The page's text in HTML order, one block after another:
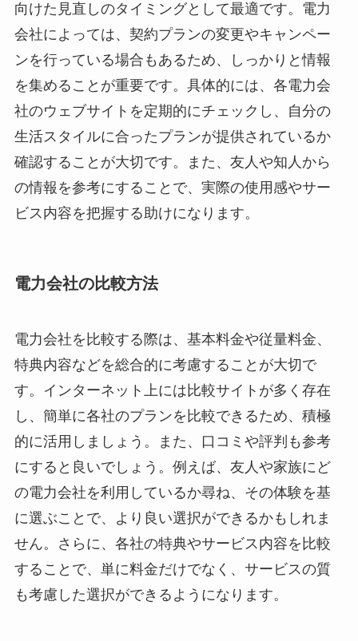
向けた見直しのタイミングとして最適です。電力
会社によっては、契約プランの変更やキャンペー
ンを行っている場合もあるため、しっかりと情報
を集めることが重要です。具体的には、各電力会
社のウェブサイトを定期的にチェックし、自分の
生活スタイルに合ったプランが提供されているか
確認することが大切です。また、友人や知人から
の情報を参考にすることで、実際の使用感やサー
ビス内容を把握する助けになります。
電力会社の比較方法
電力会社を比較する際は、基本料金や従量料金、
特典内容などを総合的に考慮することが大切で
す。インターネット上には比較サイトが多く存在
し、簡単に各社のプランを比較できるため、積極
的に活用しましょう。また、口コミや評判も参考
にすると良いでしょう。例えば、友人や家族にど
の電力会社を利用しているか尋ね、その体験を基
に選ぶことで、より良い選択ができるかもしれま
せん。さらに、各社の特典やサービス内容を比較
することで、単に料金だけでなく、サービスの質
も考慮した選択ができるようになります。